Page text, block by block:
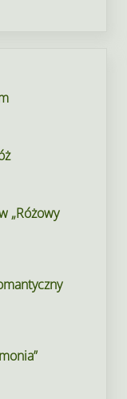
„Różowy